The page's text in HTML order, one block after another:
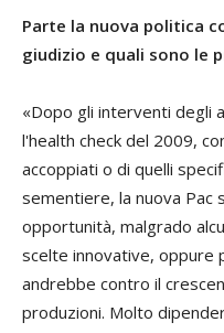
Parte la nuova politica
giudizio e quali sono le
«Dopo gli interventi degli
l'health check del 2009,
accoppiati o di quelli
sementiere, la nuova
opportunità, malgrado
scelte innovative, oppure
andrebbe contro il
produzioni. Molto